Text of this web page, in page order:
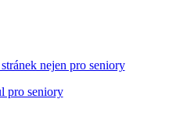
nejen pro seniory